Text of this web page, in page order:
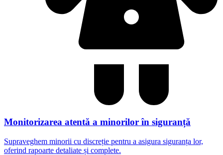
Monitorizarea atentă a minorilor în siguranță
Supraveghem minorii cu discreție pentru a asigura siguranța lor,
oferind rapoarte detaliate și complete.